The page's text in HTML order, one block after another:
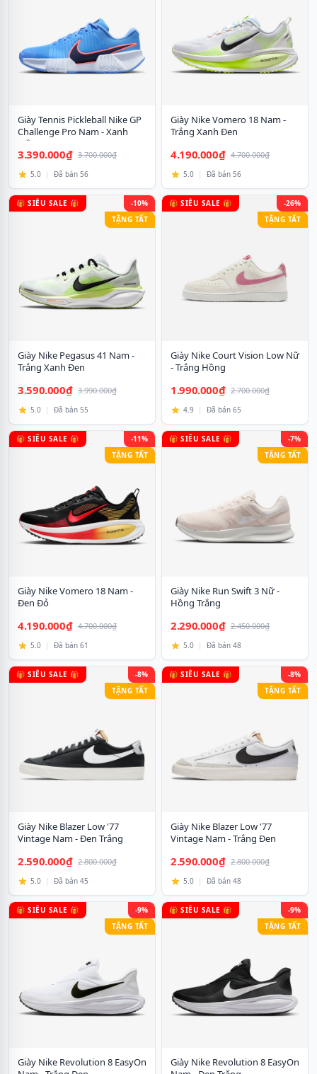
Giày Tennis Pickleball Nike GP
Challenge Pro Nam - Xanh
Trắng
3.390.000₫ 3.700.000₫
5.0 | Đã bán 56
Giày Nike Vomero 18 Nam -
Trắng Xanh Đen
4.190.000₫ 4.700.000₫
5.0 | Đã bán 56
🎁 SIÊU SALE 🎁
-10%
TẶNG TẤT
Giày Nike Pegasus 41 Nam -
Trắng Xanh Đen
3.590.000₫ 3.990.000₫
5.0 | Đã bán 55
🎁 SIÊU SALE 🎁
-26%
TẶNG TẤT
Giày Nike Court Vision Low Nữ
- Trắng Hồng
1.990.000₫ 2.700.000₫
4.9 | Đã bán 65
🎁 SIÊU SALE 🎁
-11%
TẶNG TẤT
Giày Nike Vomero 18 Nam -
Đen Đỏ
4.190.000₫ 4.700.000₫
5.0 | Đã bán 61
🎁 SIÊU SALE 🎁
-7%
TẶNG TẤT
Giày Nike Run Swift 3 Nữ -
Hồng Trắng
2.290.000₫ 2.450.000₫
5.0 | Đã bán 48
🎁 SIÊU SALE 🎁
-8%
TẶNG TẤT
Giày Nike Blazer Low '77
Vintage Nam - Đen Trắng
2.590.000₫ 2.800.000₫
5.0 | Đã bán 45
🎁 SIÊU SALE 🎁
-8%
TẶNG TẤT
Giày Nike Blazer Low '77
Vintage Nam - Trắng Đen
2.590.000₫ 2.800.000₫
5.0 | Đã bán 48
🎁 SIÊU SALE 🎁
-9%
TẶNG TẤT
Giày Nike Revolution 8 EasyOn
🎁 SIÊU SALE 🎁
-9%
TẶNG TẤT
Giày Nike Revolution 8 EasyOn